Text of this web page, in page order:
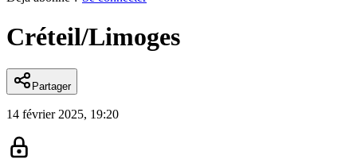
Créteil/Limoges
Partager
14 février 2025, 19:20